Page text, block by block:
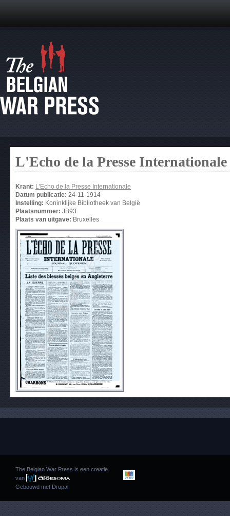
L'Echo de la Presse Internationale
Krant: L'Echo de la Presse Internationale
Datum publicatie: 24-11-1914
Instelling: Koninklijke Bibliotheek van België
Plaatsnummer: JB93
Plaats van uitgave: Bruxelles
The Belgian War Press is een creatie
van
Gebouwd met Drupal